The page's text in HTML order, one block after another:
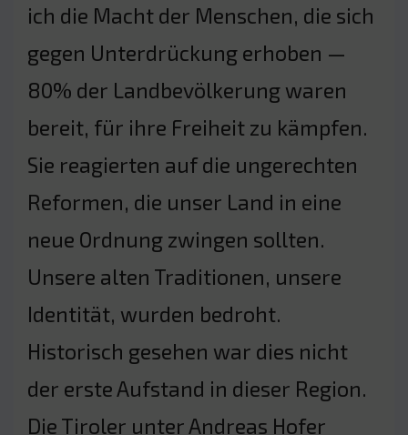
ich die Macht der Menschen, die sich
gegen Unterdrückung erhoben —
80% der Landbevölkerung waren
bereit, für ihre Freiheit zu kämpfen.
Sie reagierten auf die ungerechten
Reformen, die unser Land in eine
neue Ordnung zwingen sollten.
Unsere alten Traditionen, unsere
Identität, wurden bedroht.
Historisch gesehen war dies nicht
der erste Aufstand in dieser Region.
Die Tiroler unter Andreas Hofer